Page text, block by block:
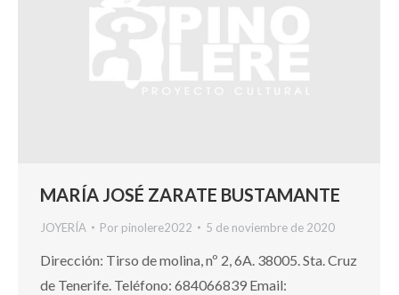
MARÍA JOSÉ ZARATE BUSTAMANTE
JOYERÍA Por pinolere2022 5 de noviembre de 2020
Dirección: Tirso de molina, nº 2, 6A. 38005. Sta. Cruz
de Tenerife. Teléfono: 684066839 Email: